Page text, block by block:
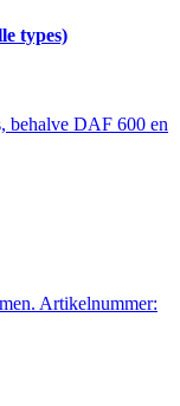
types)